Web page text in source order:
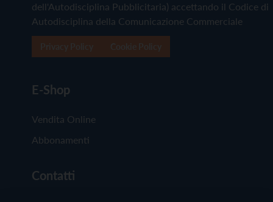
dell'Autodisciplina Pubblicitaria) accettando il Codice di
Autodisciplina della Comunicazione Commerciale
E-Shop
Vendita Online
Abbonamenti
Contatti